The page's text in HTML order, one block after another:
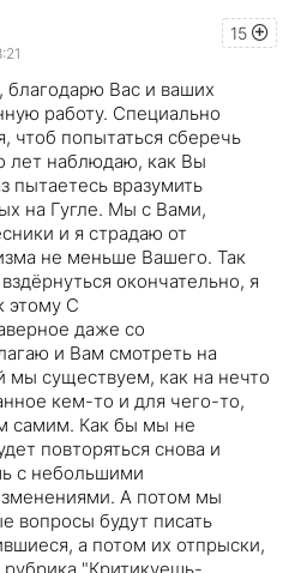
15
Вас и ваших
работу. Специально
чтоб попытаться сберечь
лет наблюдаю, как Вы
пытаетесь вразумить
на Гугле. Мы с Вами,
и я страдаю от
не меньше Вашего. Так
окончательно, я
этому С
даже со
и Вам смотреть на
мы существуем, как на нечто
кем-то и для чего-то,
самим. Как бы мы не
повторяться снова и
с небольшими
А потом мы
вопросы будут писать
а потом их отпрыски,